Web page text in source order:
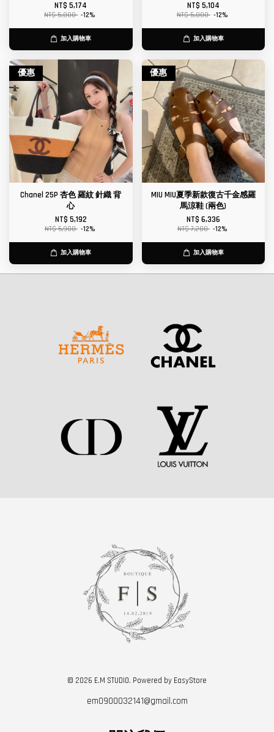
NT$ 5,174
NT$ 5,880 -12%
加入購物車
NT$ 5,104
NT$ 5,800 -12%
加入購物車
優惠
Chanel 25P 杏色 羅紋 針織 背
心
NT$ 5,192
NT$ 5,900 -12%
加入購物車
優惠
MIU MIU夏季新款復古千金感羅
馬涼鞋 (兩色)
NT$ 6,336
NT$ 7,200 -12%
加入購物車
© 2026 E.M STUDIO. Powered by EasyStore
em0900032141@gmail.com